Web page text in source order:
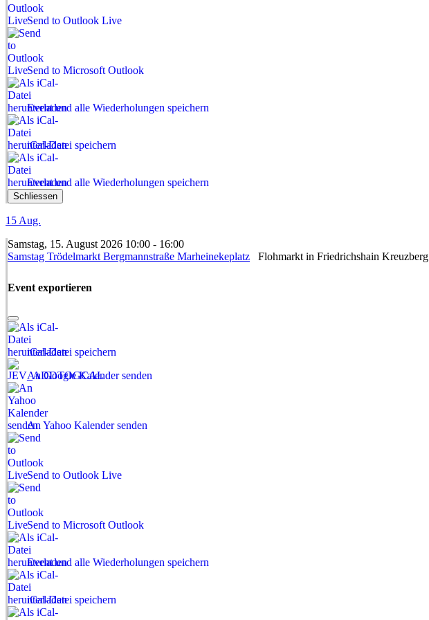
Send to Outlook Live
Send to Microsoft Outlook
Event und alle Wiederholungen speichern
iCal-Datei speichern
Event und alle Wiederholungen speichern
Schliessen
15 Aug.
Samstag, 15. August 2026 10:00 - 16:00
Samstag Trödelmarkt Bergmannstraße Marheinekeplatz Flohmarkt in Friedrichshain Kreuzberg
Event exportieren
iCal-Datei speichern
An Google Kalender senden
An Yahoo Kalender senden
Send to Outlook Live
Send to Microsoft Outlook
Event und alle Wiederholungen speichern
iCal-Datei speichern